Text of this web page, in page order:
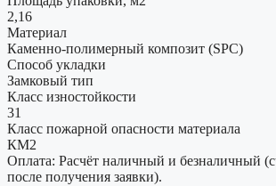
2,16
Материал
Каменно-полимерный композит (SPC)
Способ укладки
Замковый тип
Класс изностойкости
31
Класс пожарной опасности материала
КМ2
Оплата: Расчёт наличный и безналичный
после получения заявки).